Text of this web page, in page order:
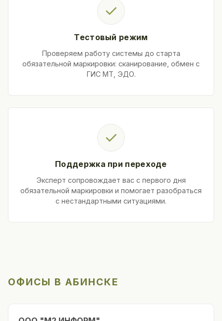
✓
Тестовый режим
Проверяем работу системы до старта
обязательной маркировки: сканирование, обмен с
ГИС МТ, ЭДО.
✓
Поддержка при переходе
Эксперт сопровождает вас с первого дня
обязательной маркировки и помогает разобраться
с нестандартными ситуациями.
ОФИСЫ В АБИНСКЕ